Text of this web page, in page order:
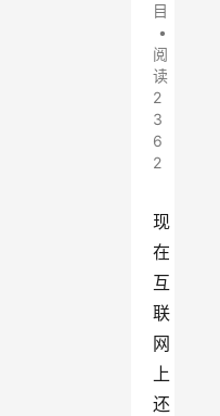
目
•
阅
读
2
3
6
2
现
在
互
联
网
上
还